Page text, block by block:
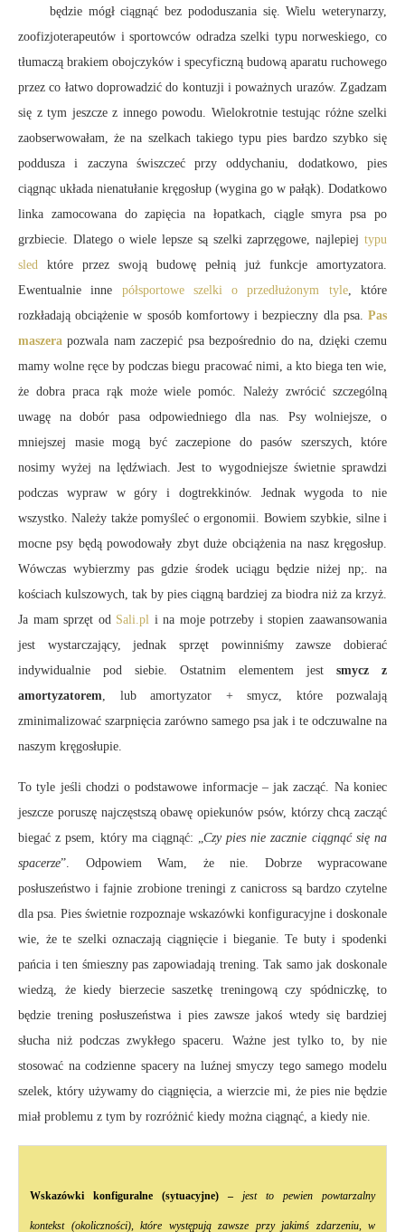
będzie mógł ciągnąć bez pododuszania się. Wielu weterynarzy,
zoofizjoterapeutów i sportowców odradza szelki typu norweskiego, co
tłumaczą brakiem obojczyków i specyficzną budową aparatu ruchowego
przez co łatwo doprowadzić do kontuzji i poważnych urazów. Zgadzam
się z tym jeszcze z innego powodu. Wielokrotnie testując różne szelki
zaobserwowałam, że na szelkach takiego typu pies bardzo szybko się
poddusza i zaczyna świszczeć przy oddychaniu, dodatkowo, pies
ciągnąc układa nienatułanie kręgosłup (wygina go w pałąk). Dodatkowo
linka zamocowana do zapięcia na łopatkach, ciągle smyra psa po
grzbiecie. Dlatego o wiele lepsze są szelki zaprzęgowe, najlepiej typu
sled które przez swoją budowę pełnią już funkcje amortyzatora.
Ewentualnie inne półsportowe szelki o przedłużonym tyle, które
rozkładają obciążenie w sposób komfortowy i bezpieczny dla psa. Pas
maszera pozwala nam zaczepić psa bezpośrednio do na, dzięki czemu
mamy wolne ręce by podczas biegu pracować nimi, a kto biega ten wie,
że dobra praca rąk może wiele pomóc. Należy zwrócić szczególną
uwagę na dobór pasa odpowiedniego dla nas. Psy wolniejsze, o
mniejszej masie mogą być zaczepione do pasów szerszych, które
nosimy wyżej na lędźwiach. Jest to wygodniejsze świetnie sprawdzi
podczas wypraw w góry i dogtrekkinów. Jednak wygoda to nie
wszystko. Należy także pomyśleć o ergonomii. Bowiem szybkie, silne i
mocne psy będą powodowały zbyt duże obciążenia na nasz kręgosłup.
Wówczas wybierzmy pas gdzie środek uciągu będzie niżej np;. na
kościach kulszowych, tak by pies ciągną bardziej za biodra niż za krzyż.
Ja mam sprzęt od Sali.pl i na moje potrzeby i stopien zaawansowania
jest wystarczający, jednak sprzęt powinniśmy zawsze dobierać
indywidualnie pod siebie. Ostatnim elementem jest smycz z
amortyzatorem, lub amortyzator + smycz, które pozwalają
zminimalizować szarpnięcia zarówno samego psa jak i te odczuwalne na
naszym kręgosłupie.
To tyle jeśli chodzi o podstawowe informacje – jak zacząć. Na koniec
jeszcze poruszę najczęstszą obawę opiekunów psów, którzy chcą zacząć
biegać z psem, który ma ciągnąć: „Czy pies nie zacznie ciągnąć się na
spacerze”. Odpowiem Wam, że nie. Dobrze wypracowane
posłuszeństwo i fajnie zrobione treningi z canicross są bardzo czytelne
dla psa. Pies świetnie rozpoznaje wskazówki konfiguracyjne i doskonale
wie, że te szelki oznaczają ciągnięcie i bieganie. Te buty i spodenki
pańcia i ten śmieszny pas zapowiadają trening. Tak samo jak doskonale
wiedzą, że kiedy bierzecie saszetkę treningową czy spódniczkę, to
będzie trening posłuszeństwa i pies zawsze jakoś wtedy się bardziej
słucha niż podczas zwykłego spaceru. Ważne jest tylko to, by nie
stosować na codzienne spacery na luźnej smyczy tego samego modelu
szelek, który używamy do ciągnięcia, a wierzcie mi, że pies nie będzie
miał problemu z tym by rozróżnić kiedy można ciągnąć, a kiedy nie.
Wskazówki konfiguralne (sytuacyjne) – jest to pewien powtarzalny
kontekst (okoliczności), które występują zawsze przy jakimś zdarzeniu, w